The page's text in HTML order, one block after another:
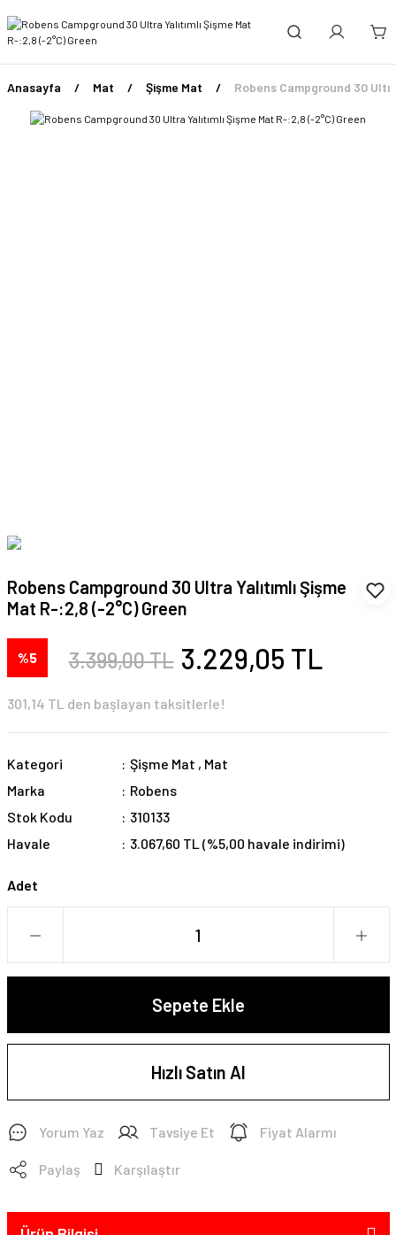
Anasayfa Mat Şişme Mat Robens Campground 30
Robens Campground 30 Ultra Yalıtımlı Şişme
Mat R-:2,8 (-2°C) Green
%5 3.399,00 TL 3.229,05 TL
301,14 TL den başlayan taksitlerle!
Kategori Şişme Mat , Mat
Marka
Robens
Stok Kodu
310133
Havale
3.067,60 TL (%5,00 havale indirimi)
Adet
Sepete Ekle
Hızlı Satın Al
Yorum Yaz Tavsiye Et Fiyat Alarmı
Paylaş Karşılaştır